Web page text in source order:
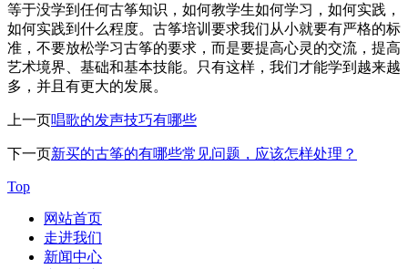
等于没学到任何古筝知识，如何教学生如何学习，如何实践，
如何实践到什么程度。古筝培训要求我们从小就要有严格的标
准，不要放松学习古筝的要求，而是要提高心灵的交流，提高
艺术境界、基础和基本技能。只有这样，我们才能学到越来越
多，并且有更大的发展。
上一页唱歌的发声技巧有哪些
下一页新买的古筝的有哪些常见问题，应该怎样处理？
Top
网站首页
走进我们
新闻中心